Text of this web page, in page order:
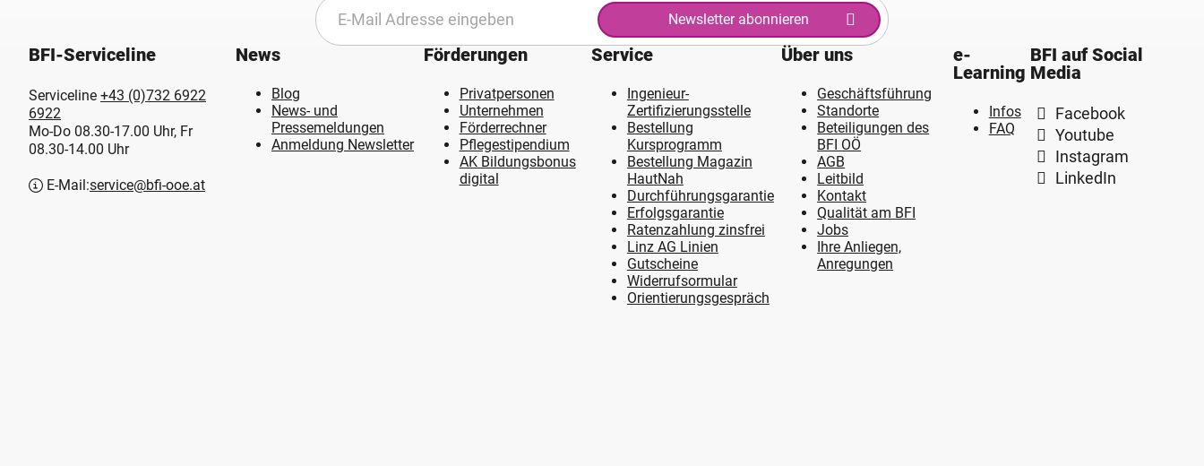
Newsletter abonnieren
BFI-Serviceline
Serviceline +43 (0)732 6922
6922
Mo-Do 08.30-17.00 Uhr, Fr
08.30-14.00 Uhr
E-Mail:service@bfi-ooe.at
News
Blog
News- und
Pressemeldungen
Anmeldung Newsletter
Förderungen
Privatpersonen
Unternehmen
Förderrechner
Pflegestipendium
AK Bildungsbonus
digital
Service
Ingenieur-
Zertifizierungsstelle
Bestellung
Kursprogramm
Bestellung Magazin
HautNah
Durchführungsgarantie
Erfolgsgarantie
Ratenzahlung zinsfrei
Linz AG Linien
Gutscheine
Widerrufsormular
Orientierungsgespräch
Über uns
Geschäftsführung
Standorte
Beteiligungen des
BFI OÖ
AGB
Leitbild
Kontakt
Qualität am BFI
Jobs
Ihre Anliegen,
Anregungen
e-
Learning
Infos
FAQ
BFI auf Social
Media
Facebook
Youtube
Instagram
LinkedIn